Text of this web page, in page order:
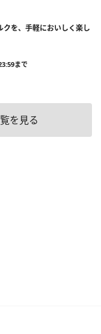
クを、手軽においしく楽し
まで
を見る